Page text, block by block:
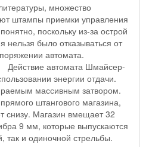
множество
штампы приемки управления
поскольку из-за острой
нельзя было отказываться от
автомата.
Действие автомата Шмайсер-
энергии отдачи.
массивным затвором.
штангового магазина,
снизу. Магазин вмещает 32
9 мм, которые выпускаются
так и одиночной стрельбы.